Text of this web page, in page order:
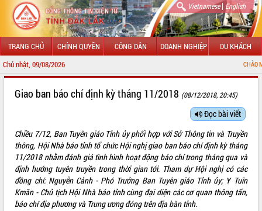
Vietnamese| English
TRANG CHỦ CHÍNH QUYỀN CÔNG DÂN DOANH NGHIỆP DU KHÁCH
Chủ nhật, 09/08/2026 CHÀO MỪNG ĐẾN VỚI
TIN TỨC SỰ KIỆN
SỞ, BAN, NGÀNH
UBND CÁC XÃ, PHƯỜNG
THÔNG TIN CHỈ ĐẠO ĐIỀU HÀNH
Giao ban báo chí định kỳ tháng 11/2018 (08/12/2018, 20:45)
Đọc bài viết
Chiều 7/12, Ban Tuyên giáo Tỉnh ủy phối hợp với Sở Thông tin và Truyền
thông, Hội Nhà báo tỉnh tổ chức Hội nghị giao ban báo chí định kỳ tháng
11/2018 nhằm đánh giá tình hình hoạt động báo chí trong tháng qua và
định hướng tuyên truyền trong thời gian tới. Tham dự Hội nghị có các
đồng chí: Nguyễn Cảnh - Phó Trưởng Ban Tuyên giáo Tỉnh ủy; Y Tuĩn
Kmăn - Chủ tịch Hội Nhà báo tỉnh cùng đại diện các cơ quan thông tấn,
báo chí địa phương và Trung ương đóng trên địa bàn tỉnh.